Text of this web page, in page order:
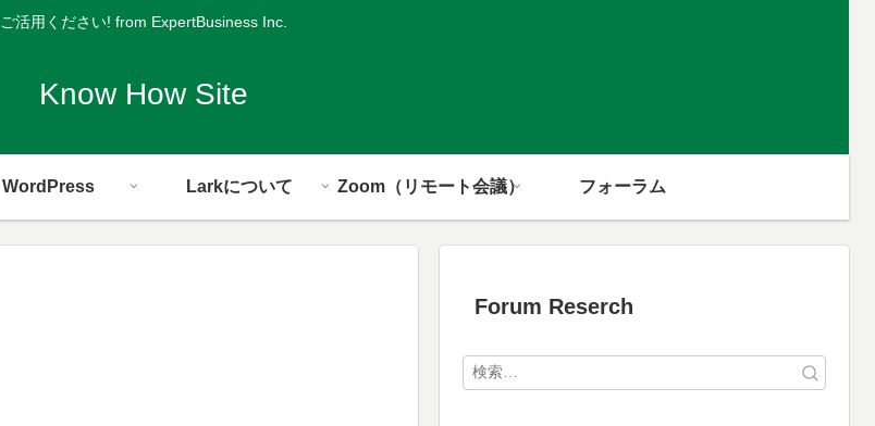
ご活用ください! from ExpertBusiness Inc.
Know How Site
WordPress Larkについて Zoom（リモート会議） フォーラム
Forum Reserch